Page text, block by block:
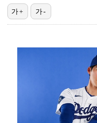
[ST포토] 정지
[ST포토] 전예
[ST포토] 유현
[ST포토] 에이
가+ 가-